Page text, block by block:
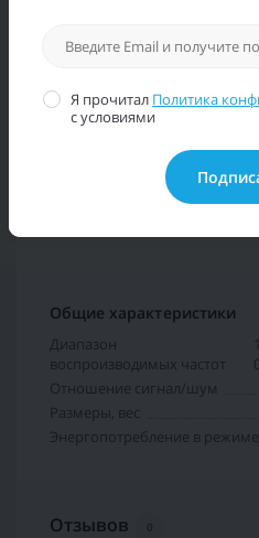
Отзывов
Общие характеристики
Диапазон
воспроизводимых частот
Отношение сигнал/шум
Размеры, вес
Энергопотребление в
Отзывов
Я прочитал Политика
с условиями